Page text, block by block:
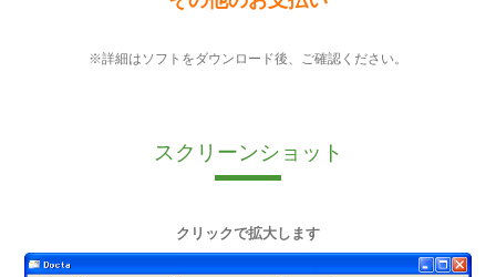
※詳細はソフトをダウンロード後、ご確認ください。
スクリーンショット
クリックで拡大します